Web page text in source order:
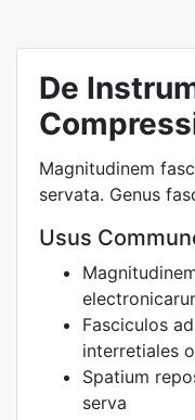
De
Magnitudinem
servata. Genus
Usus
Fasciculos
interretiales
Spatium
serva